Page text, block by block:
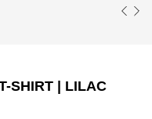
SHIRT | LILAC